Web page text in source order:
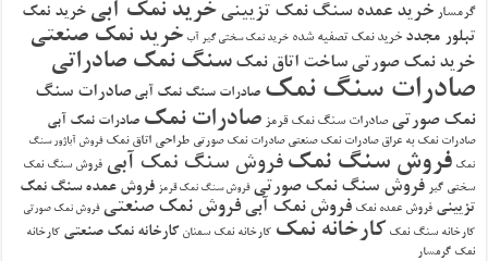
گرمسار خرید عمده سنگ نمک تزیینی خرید نمک آبی خرید نمک
تبلور مجدد خرید نمک تصفیه شده خرید نمک سختی گیر آب خرید نمک صنعتی
خرید نمک صورتی ساخت اتاق نمک سنگ نمک صادراتی
صادرات سنگ نمک صادرات سنگ نمک آبی صادرات سنگ
نمک صورتی صادرات سنگ نمک قرمز صادرات نمک صادرات نمک آبی
صادرات نمک به عراق صادرات نمک صنعتی صادرات نمک صورتی طراحی اتاق نمک فروش آباژور سنگ
نمک فروش سنگ نمک فروش سنگ نمک آبی فروش سنگ نمک
سختی گیر فروش سنگ نمک صورتی فروش سنگ نمک قرمز فروش عمده سنگ نمک
تزیینی فروش عمده نمک فروش نمک آبی فروش نمک صنعتی فروش نمک صورتی
کارخانه سنگ نمک کارخانه نمک کارخانه نمک سمنان کارخانه نمک صنعتی کارخانه
نمک گرمسار